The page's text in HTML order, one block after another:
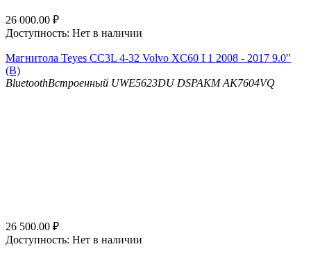
26 000.00 ₽
Доступность: Нет в наличии
Магнитола Teyes CC3L 4-32 Volvo XC60 I 1 2008 - 2017 9.0"
(B)
BluetoothВстроенный UWE5623DU DSPAKM AK7604VQ
26 500.00 ₽
Доступность: Нет в наличии